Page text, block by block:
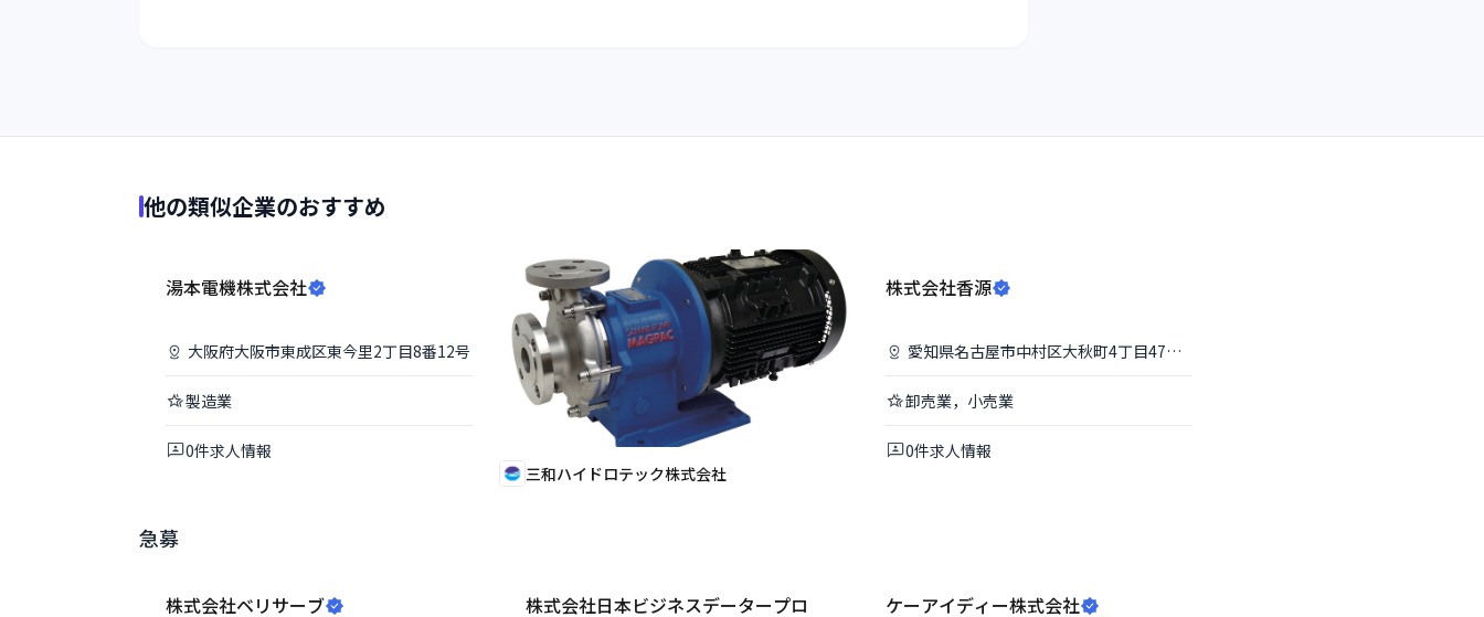
他の類似企業のおすすめ
湯本電機株式会社
大阪府大阪市東成区東今里2丁目8番12号
製造業
0件求人情報
三和ハイドロテック株式会社
株式会社香源
愛知県名古屋市中村区大秋町4丁目47番地
卸売業，小売業
0件求人情報
急募
株式会社ベリサーブ
株式会社日本ビジネスデータープロ
ケーアイディー株式会社